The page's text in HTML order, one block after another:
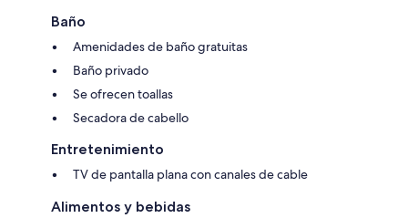
Baño
Amenidades de baño gratuitas
Baño privado
Se ofrecen toallas
Secadora de cabello
Entretenimiento
TV de pantalla plana con canales de cable
Alimentos y bebidas